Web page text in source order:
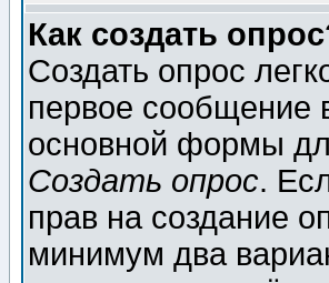
Как создать
Создать опрос
первое сообщение
основной формы
Создать опрос.
прав на создание
минимум два